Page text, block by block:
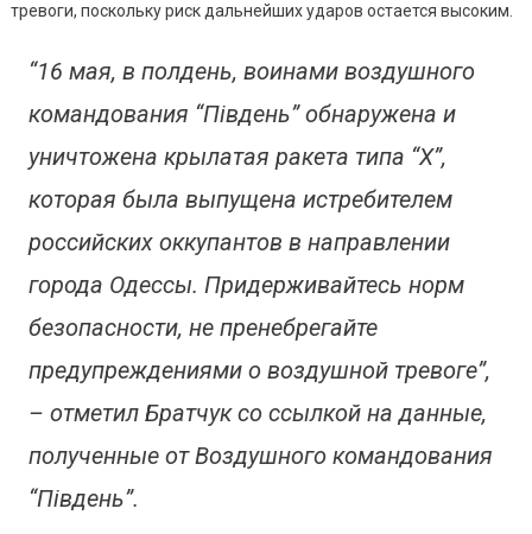
тревоги, поскольку риск дальнейших ударов остается высоким.
“16 мая, в полдень, воинами воздушного
командования “Південь” обнаружена и
уничтожена крылатая ракета типа “Х”,
которая была выпущена истребителем
российских оккупантов в направлении
города Одессы. Придерживайтесь норм
безопасности, не пренебрегайте
предупреждениями о воздушной тревоге”,
– отметил Братчук со ссылкой на данные,
полученные от Воздушного командования
“Південь”.